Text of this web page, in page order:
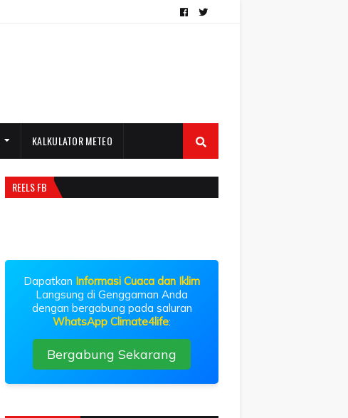
KALKULATOR METEO
REELS FB
Dapatkan Informasi Cuaca dan Iklim
Langsung di Genggaman Anda
dengan bergabung pada saluran
WhatsApp Climate4life:
Bergabung Sekarang